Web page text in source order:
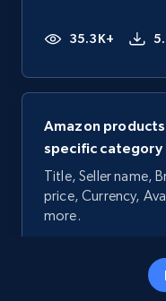
35.3K+
Amazon
specific category
Title, Seller name,
price, Currency,
more.